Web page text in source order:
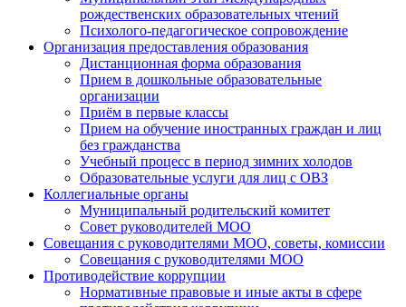
рождественских образовательных чтений
Психолого-педагогическое сопровождение
Организация предоставления образования
Дистанционная форма образования
Прием в дошкольные образовательные
организации
Приём в первые классы
Прием на обучение иностранных граждан и лиц
без гражданства
Учебный процесс в период зимних холодов
Образовательные услуги для лиц с ОВЗ
Коллегиальные органы
Муниципальный родительский комитет
Совет руководителей МОО
Совещания с руководителями МОО, советы, комиссии
Совещания с руководителями МОО
Противодействие коррупции
Нормативные правовые и иные акты в сфере